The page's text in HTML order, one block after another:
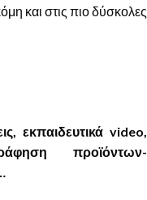
και στις πιο δύσκολες
εκπαιδευτικά video,
προϊόντων-